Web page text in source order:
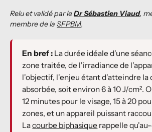
Relu et validé par leDr Sébastien Viaud,
membre de laSFPBM.
En bref : La durée idéale d'une
zone traitée, de l'irradiance de
l'objectif, l'enjeu étant d'atteindre la
absorbée, soit environ 6 à 10 J/cm².
12 minutes pour le visage, 15 à 20
zones, et un appareil puissant
Lacourbe biphasique rappelle